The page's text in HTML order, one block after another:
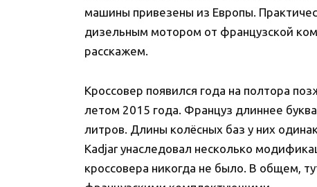
машины привезены из Европы.
дизельным мотором от французской
расскажем.
Кроссовер появился года на полтора
летом 2015 года. Француз длиннее
литров. Длины колёсных баз у них
Kadjar унаследовал несколько
кроссовера никогда не было. В общем,